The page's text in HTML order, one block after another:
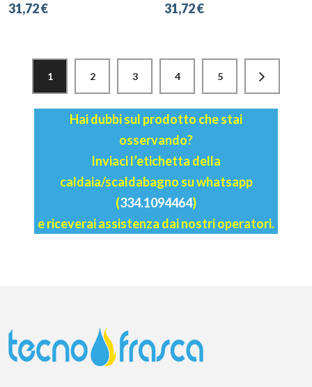
31,72 € 31,72 €
1 2 3 4 5
Hai dubbi sul prodotto che stai
osservando?
Inviaci l’etichetta della
caldaia/scaldabagno su whatsapp
(334.1094464)
e riceverai assistenza dai nostri operatori.